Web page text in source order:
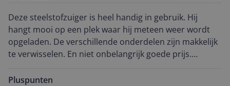
Deze steelstofzuiger is heel handig in gebruik. Hij
hangt mooi op een plek waar hij meteen weer wordt
opgeladen. De verschillende onderdelen zijn makkelijk
te verwisselen. En niet onbelangrijk goede prijs.
Pluspunten